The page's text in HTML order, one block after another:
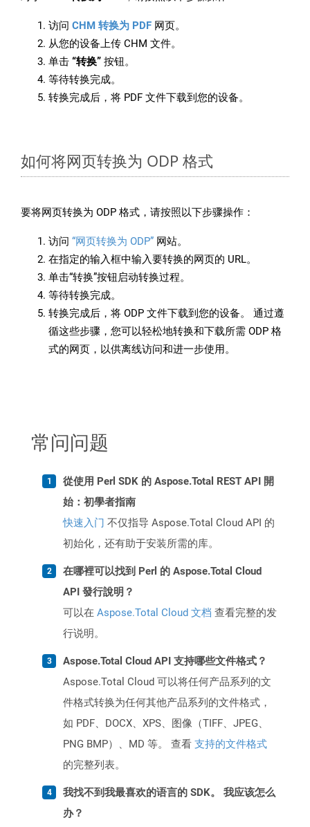
访问 CHM 转换为 PDF 网页。
从您的设备上传 CHM 文件。
单击 “转换” 按钮。
等待转换完成。
转换完成后，将 PDF 文件下载到您的设备。
如何将网页转换为 ODP 格式
要将网页转换为 ODP 格式，请按照以下步骤操作：
访问 “网页转换为 ODP” 网站。
在指定的输入框中输入要转换的网页的 URL。
单击“转换”按钮启动转换过程。
等待转换完成。
转换完成后，将 ODP 文件下载到您的设备。 通过遵
循这些步骤，您可以轻松地转换和下载所需 ODP 格
式的网页，以供离线访问和进一步使用。
常问问题
從使用 Perl SDK 的 Aspose.Total REST API 開
始：初學者指南
快速入门 不仅指导 Aspose.Total Cloud API 的
初始化，还有助于安装所需的库。
在哪裡可以找到 Perl 的 Aspose.Total Cloud
API 發行說明？
可以在 Aspose.Total Cloud 文档 查看完整的发
行说明。
Aspose.Total Cloud API 支持哪些文件格式？
Aspose.Total Cloud 可以将任何产品系列的文
件格式转换为任何其他产品系列的文件格式，
如 PDF、DOCX、XPS、图像（TIFF、JPEG、
PNG BMP）、MD 等。 查看 支持的文件格式
的完整列表。
我找不到我最喜欢的语言的 SDK。 我应该怎么
办？